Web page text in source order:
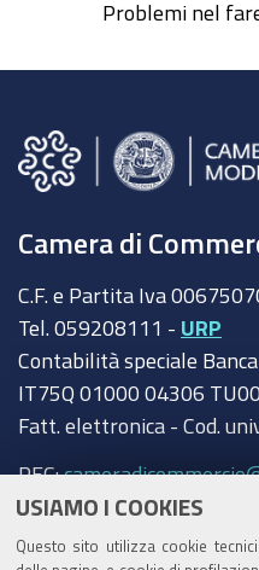
USIAMO I COOKIES
Questo sito utilizza cookie
Problemi nel
Camera di
C.F. e Partita Iva
Tel. 059208111 - URP
Contabilità speciale
IT75Q 01000 04306
Fatt. elettronica - Cod.
PEC:
Trasparenza